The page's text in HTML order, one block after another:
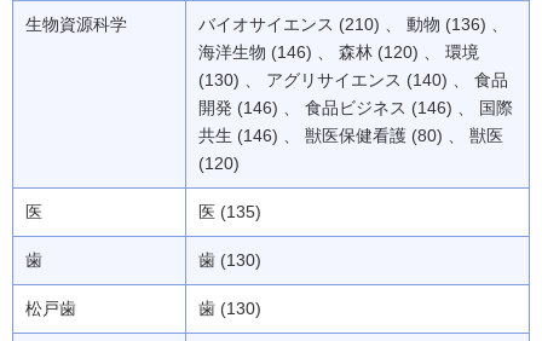
生物資源科学
バイオサイエンス (210) 、 動物 (136) 、
海洋生物 (146) 、 森林 (120) 、 環境
(130) 、 アグリサイエンス (140) 、 食品
開発 (146) 、 食品ビジネス (146) 、 国際
共生 (146) 、 獣医保健看護 (80) 、 獣医
(120)
医 医 (135)
歯 歯 (130)
松戸歯 歯 (130)